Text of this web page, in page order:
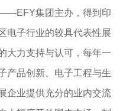
集团主办，得到印
电子行业的较具代表性展
大力支持与认可，每年一
产品创新、电子工程与生
企业提供充分的业内交流